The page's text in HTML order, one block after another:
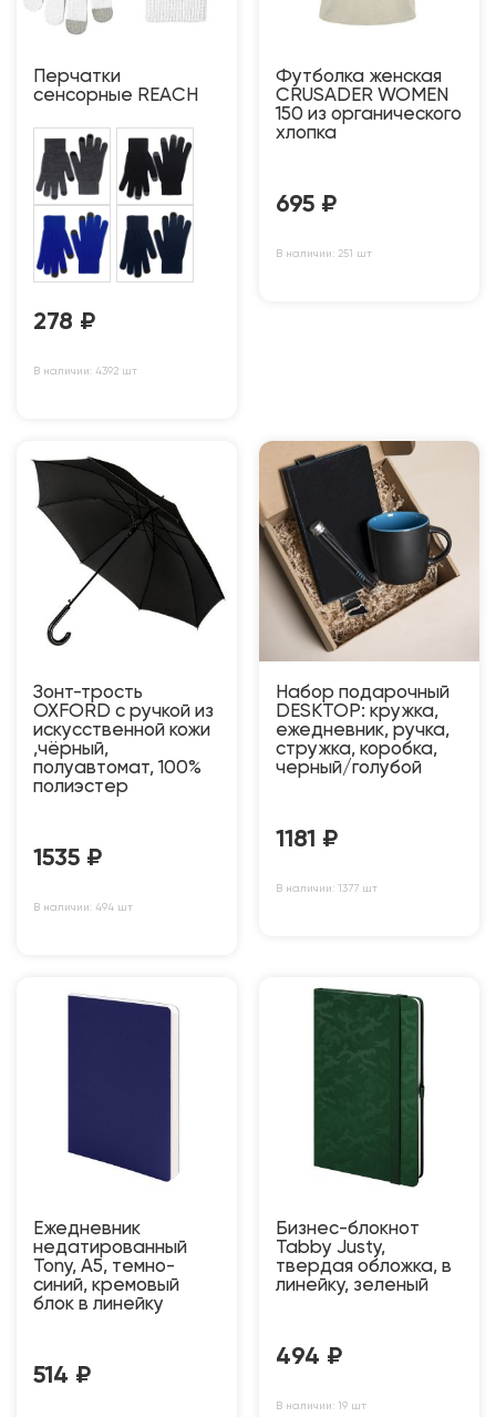
Перчатки
сенсорные REACH
278 ₽
В наличии: 4392 шт
Футболка женская
CRUSADER WOMEN
150 из органического
хлопка
695 ₽
В наличии: 251 шт
Зонт-трость
OXFORD с ручкой из
искусственной кожи
,чёрный,
полуавтомат, 100%
полиэстер
1535 ₽
В наличии: 494 шт
Набор подарочный
DESKTOP: кружка,
ежедневник, ручка,
стружка, коробка,
черный/голубой
1181 ₽
В наличии: 1377 шт
Ежедневник
недатированный
Tony, А5, темно-
синий, кремовый
блок в линейку
514 ₽
Бизнес-блокнот
Tabby Justy,
твердая обложка, в
линейку, зеленый
494 ₽
В наличии: 19 шт